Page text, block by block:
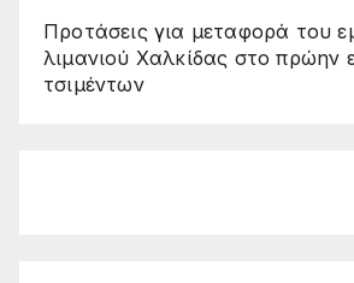
Προτάσεις για μεταφορά του
λιμανιού Χαλκίδας στο πρώην
τσιμέντων